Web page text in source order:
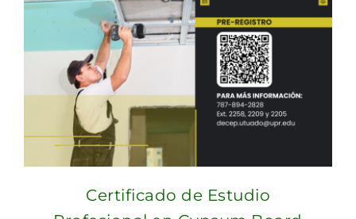
Certificado de Estudio